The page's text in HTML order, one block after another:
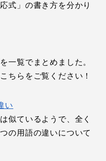
式」の書き方を分かり
一覧でまとめました。
ちらをご覧ください！
い
似ているようで、全く
の用語の違いについて